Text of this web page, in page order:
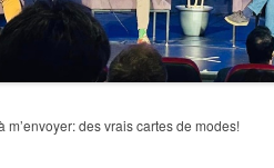
m’envoyer: des vrais cartes de modes!